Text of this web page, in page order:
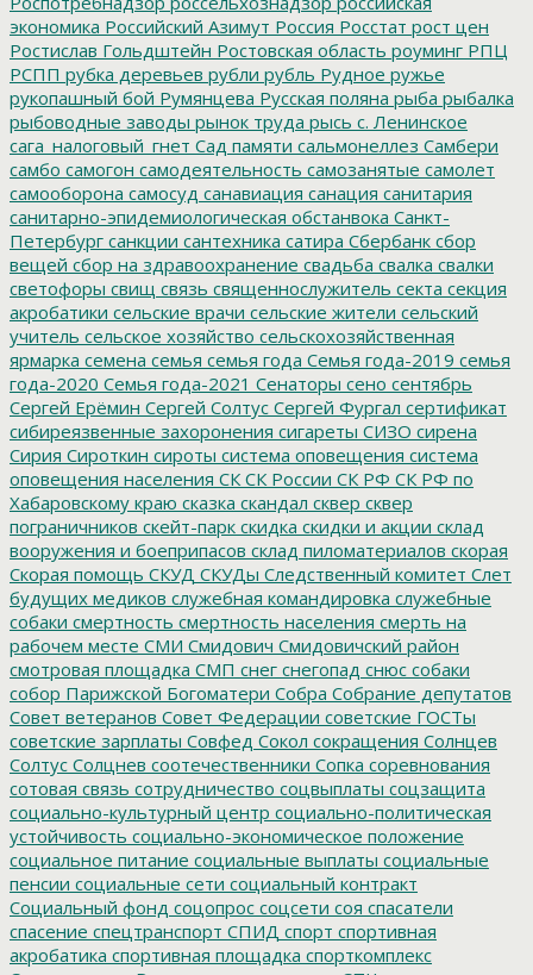
экономика Российский Азимут Россия Росстат рост цен
Ростислав Гольдштейн Ростовская область роуминг РПЦ
РСПП рубка деревьев рубли рубль Рудное ружье
рукопашный бой Румянцева Русская поляна рыба рыбалка
рыбоводные заводы рынок труда рысь с. Ленинское
сага_налоговый_гнет Сад памяти сальмонеллез Самбери
самбо самогон самодеятельность самозанятые самолет
самооборона самосуд санавиация санация санитария
санитарно-эпидемиологическая обстанвока Санкт-
Петербург санкции сантехника сатира Сбербанк сбор
вещей сбор на здравоохранение свадьба свалка свалки
светофоры свищ связь священнослужитель секта секция
акробатики сельские врачи сельские жители сельский
учитель сельское хозяйство сельскохозяйственная
ярмарка семена семья семья года Семья года-2019 семья
года-2020 Семья года-2021 Сенаторы сено сентябрь
Сергей Ерёмин Сергей Солтус Сергей Фургал сертификат
сибиреязвенные захоронения сигареты СИЗО сирена
Сирия Сироткин сироты система оповещения система
оповещения населения СК СК России СК РФ СК РФ по
Хабаровскому краю сказка скандал сквер сквер
пограничников скейт-парк скидка скидки и акции склад
вооружения и боеприпасов склад пиломатериалов скорая
Скорая помощь СКУД СКУДы Следственный комитет Слет
будущих медиков служебная командировка служебные
собаки смертность смертность населения смерть на
рабочем месте СМИ Смидович Смидовичский район
смотровая площадка СМП снег снегопад снюс собаки
собор Парижской Богоматери Собра Собрание депутатов
Совет ветеранов Совет Федерации советские ГОСТы
советские зарплаты Совфед Сокол сокращения Солнцев
Солтус Солцнев соотечественники Сопка соревнования
сотовая связь сотрудничество соцвыплаты соцзащита
социально-культурный центр социально-политическая
устойчивость социально-экономическое положение
социальное питание социальные выплаты социальные
пенсии социальные сети социальный контракт
Социальный фонд соцопрос соцсети соя спасатели
спасение спецтранспорт СПИД спорт спортивная
акробатика спортивная площадка спорткомплекс